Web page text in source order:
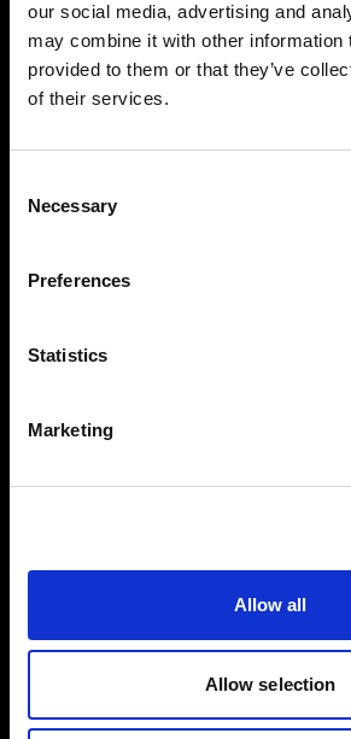
our social media, advertising and
may combine it with other information
provided to them or that they’ve
of their services.
Selection
Necessary
Preferences
Statistics
Marketing
Allow all
Allow selection
最小限のトレーニングで OK
リスト 1 人で iPad を使いながら
と自動設定により、e コマース向
ソフトウェアで
画から編集までサポートでき
れています。